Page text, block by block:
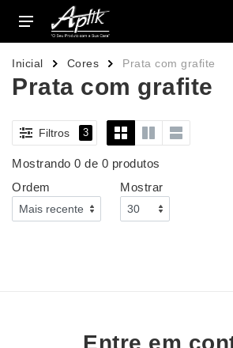
Inicial Cores Prata com grafite
Prata com grafite
Filtros 3
Mostrando 0 de 0 produtos
Ordem
Mostrar
Entre em